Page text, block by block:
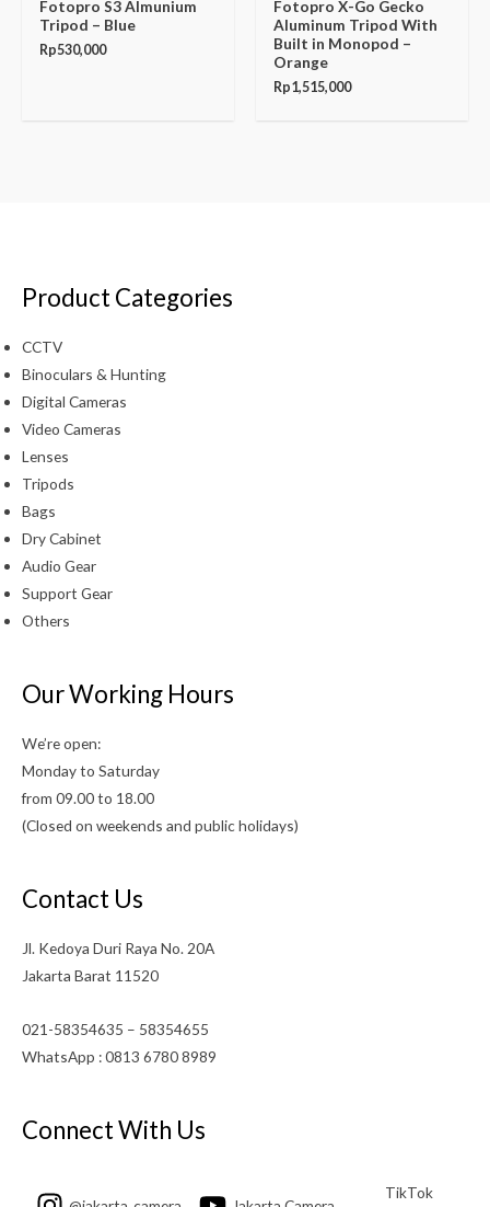
Fotopro S3 Almunium
Tripod – Blue
Rp530,000
Fotopro X-Go Gecko
Aluminum Tripod With
Built in Monopod –
Orange
Rp1,515,000
Product Categories
CCTV
Binoculars & Hunting
Digital Cameras
Video Cameras
Lenses
Tripods
Bags
Dry Cabinet
Audio Gear
Support Gear
Others
Our Working Hours
We’re open:
Monday to Saturday
from 09.00 to 18.00
(Closed on weekends and public holidays)
Contact Us
Jl. Kedoya Duri Raya No. 20A
Jakarta Barat 11520
021-58354635 – 58354655
WhatsApp : 0813 6780 8989
Connect With Us
TikTok